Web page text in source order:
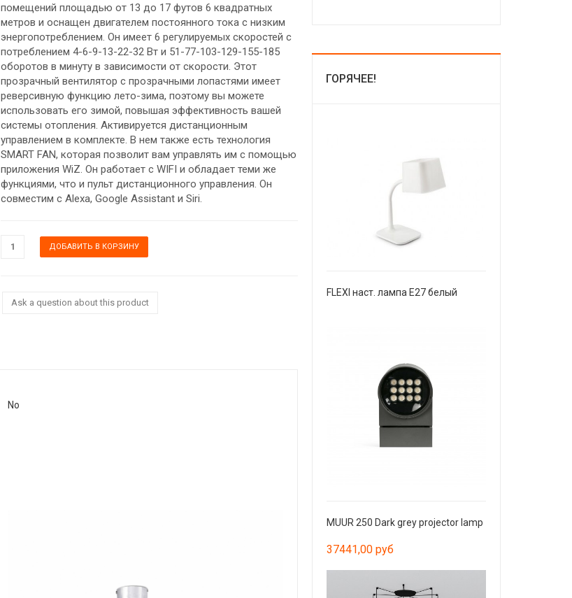
помещений площадью от 13 до 17 футов 6 квадратных
метров и оснащен двигателем постоянного тока с низким
энергопотреблением. Он имеет 6 регулируемых скоростей с
потреблением 4-6-9-13-22-32 Вт и 51-77-103-129-155-185
оборотов в минуту в зависимости от скорости. Этот
прозрачный вентилятор с прозрачными лопастями имеет
реверсивную функцию лето-зима, поэтому вы можете
использовать его зимой, повышая эффективность вашей
системы отопления. Активируется дистанционным
управлением в комплекте. В нем также есть технология
SMART FAN, которая позволит вам управлять им с помощью
приложения WiZ. Он работает с WIFI и обладает теми же
функциями, что и пульт дистанционного управления. Он
совместим с Alexa, Google Assistant и Siri.
Ask a question about this product
No
ГОРЯЧЕЕ!
FLEXI наст. лампа E27 белый
MUUR 250 Dark grey projector lamp
37441,00 руб